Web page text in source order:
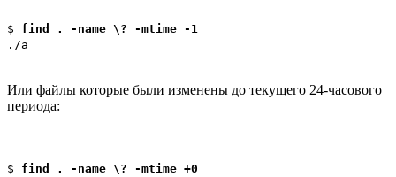
$ find . -name \? -mtime -1
./a
Или файлы которые были изменены до текущего 24-часового
периода:
$ find . -name \? -mtime +0